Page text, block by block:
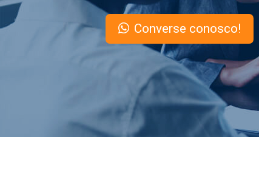
Converse conosco!